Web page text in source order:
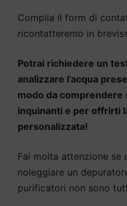
Compila il form di
ricontatteremo in
Potrai richiedere un
analizzare l’acqua
modo da comprendere
inquinanti e per offrirti
personalizzata!
Fai molta attenzione se
noleggiare un
purificatori non sono